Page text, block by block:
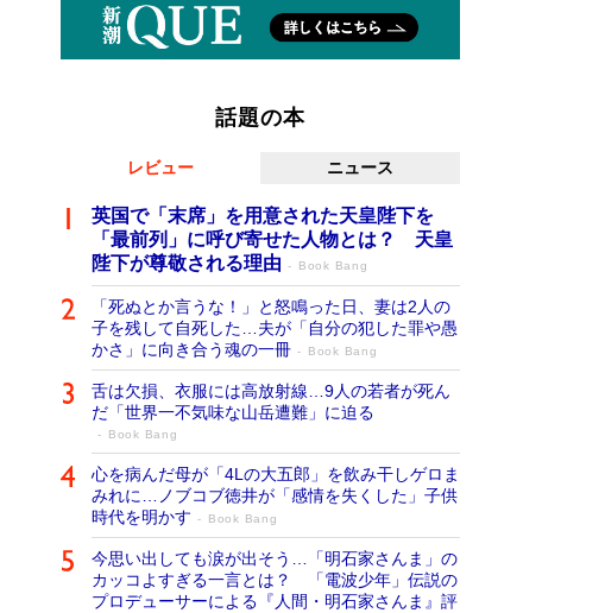
話題の本
レビュー ニュース
英国で「末席」を用意された天皇陛下を
「最前列」に呼び寄せた人物とは？ 天皇
陛下が尊敬される理由
Book Bang
「死ぬとか言うな！」と怒鳴った日、妻は2人の
子を残して自死した…夫が「自分の犯した罪や愚
かさ」に向き合う魂の一冊
Book Bang
舌は欠損、衣服には高放射線…9人の若者が死ん
だ「世界一不気味な山岳遭難」に迫る
Book Bang
心を病んだ母が「4Lの大五郎」を飲み干しゲロま
みれに…ノブコブ徳井が「感情を失くした」子供
時代を明かす
Book Bang
今思い出しても涙が出そう…「明石家さんま」の
カッコよすぎる一言とは？ 「電波少年」伝説の
プロデューサーによる『人間・明石家さんま』評